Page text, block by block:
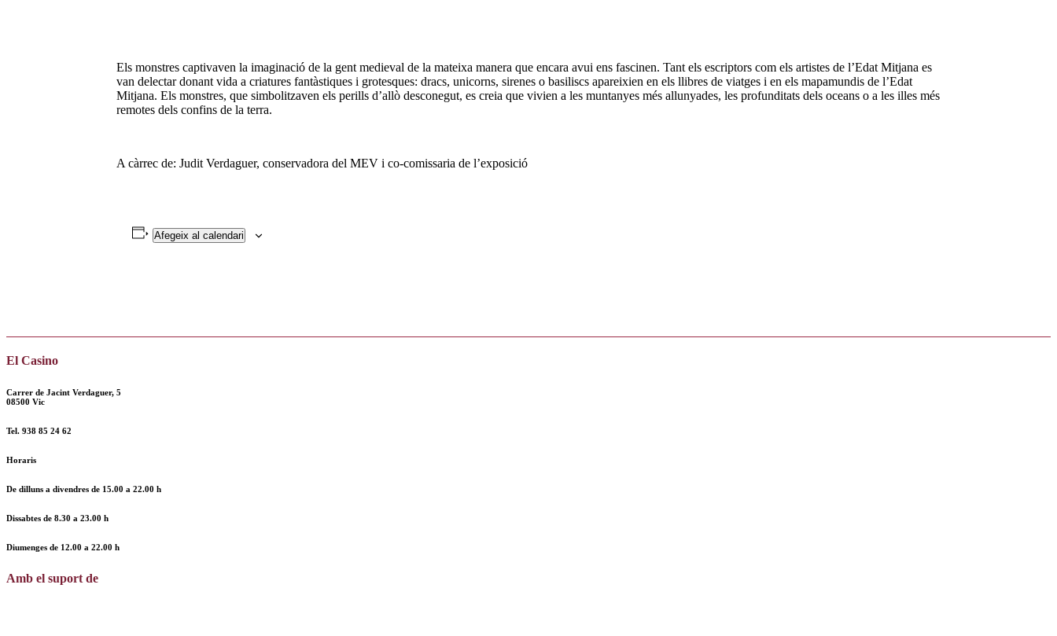
Els monstres captivaven la imaginació de la gent medieval de la mateixa manera que encara avui ens fascinen. Tant els escriptors com els artistes de l’Edat Mitjana es
van delectar donant vida a criatures fantàstiques i grotesques: dracs, unicorns, sirenes o basiliscs apareixien en els llibres de viatges i en els mapamundis de l’Edat
Mitjana. Els monstres, que simbolitzaven els perills d’allò desconegut, es creia que vivien a les muntanyes més allunyades, les profunditats dels oceans o a les illes més
remotes dels confins de la terra.
A càrrec de: Judit Verdaguer, conservadora del MEV i co-comissaria de l’exposició
Afegeix al calendari
El Casino
Carrer de Jacint Verdaguer, 5
08500 Vic
Tel. 938 85 24 62
Horaris
De dilluns a divendres de 15.00 a 22.00 h
Dissabtes de 8.30 a 23.00 h
Diumenges de 12.00 a 22.00 h
Amb el suport de